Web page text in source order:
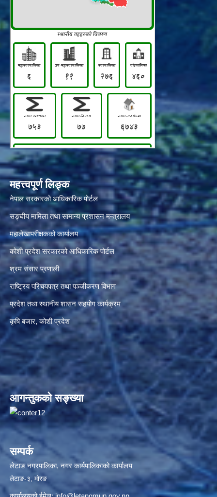
महत्त्वपूर्ण लिङ्क
नेपाल सरकारको आधिकारिक पोर्टल
सङ्‍घीय मामिला तथा सामान्य प्रशासन मन्त्रालय
महालेखापरीक्षकको कार्यालय
कोशी प्रदेश सरकारको आधिकारिक पोर्टल
श्रम संसार प्रणाली
राष्ट्रिय परिचयपत्र तथा पञ्जीकरण विभाग
प्रदेश तथा स्थानीय शासन सहयोग कार्यक्रम
कृषि बजार, कोशी प्रदेश
आगन्तुकको सङ्ख्या
सम्पर्क
लेटाङ नगरपालिका, नगर कार्यपालिकाको कार्यालय
लेटाङ-३, मोरङ